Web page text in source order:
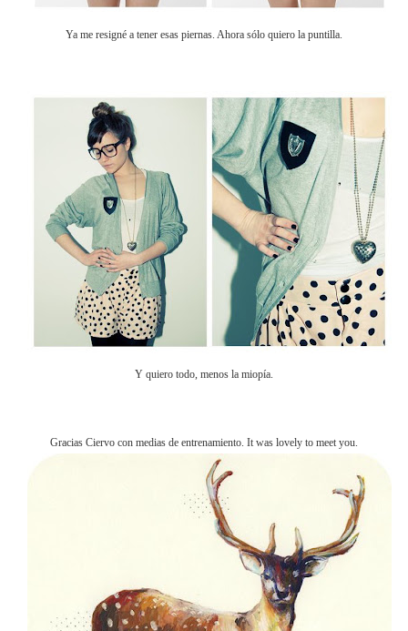
Ya me resigné a tener esas piernas. Ahora sólo quiero la puntilla.
Y quiero todo, menos la miopía.
Gracias Ciervo con medias de entrenamiento. It was lovely to meet you.